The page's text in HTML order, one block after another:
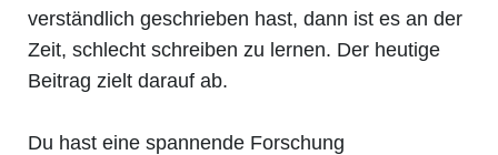
verständlich geschrieben hast, dann ist es an der
Zeit, schlecht schreiben zu lernen. Der heutige
Beitrag zielt darauf ab.
Du hast eine spannende Forschung